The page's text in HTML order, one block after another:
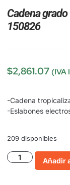
Cadena
150826
$2,861.07 (IVA
-Cadena
-Eslabones
209 disponibles
Añadir